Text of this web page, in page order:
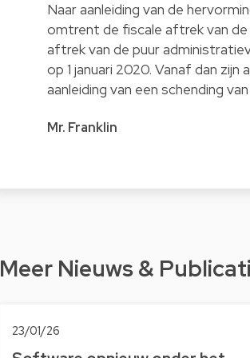
Naar aanleiding van de
omtrent de fiscale aftrek van
aftrek van de puur
op 1 januari 2020. Vanaf dan
aanleiding van een schending
Mr. Franklin
Meer Nieuws &
23/01/26